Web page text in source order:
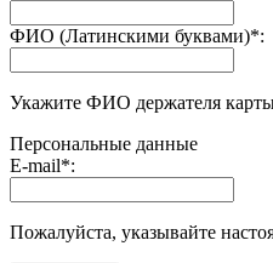
ФИО (Латинскими буквами)*:
Укажите ФИО держателя
Персональные данные
E-mail*:
Пожалуйста, указывайте